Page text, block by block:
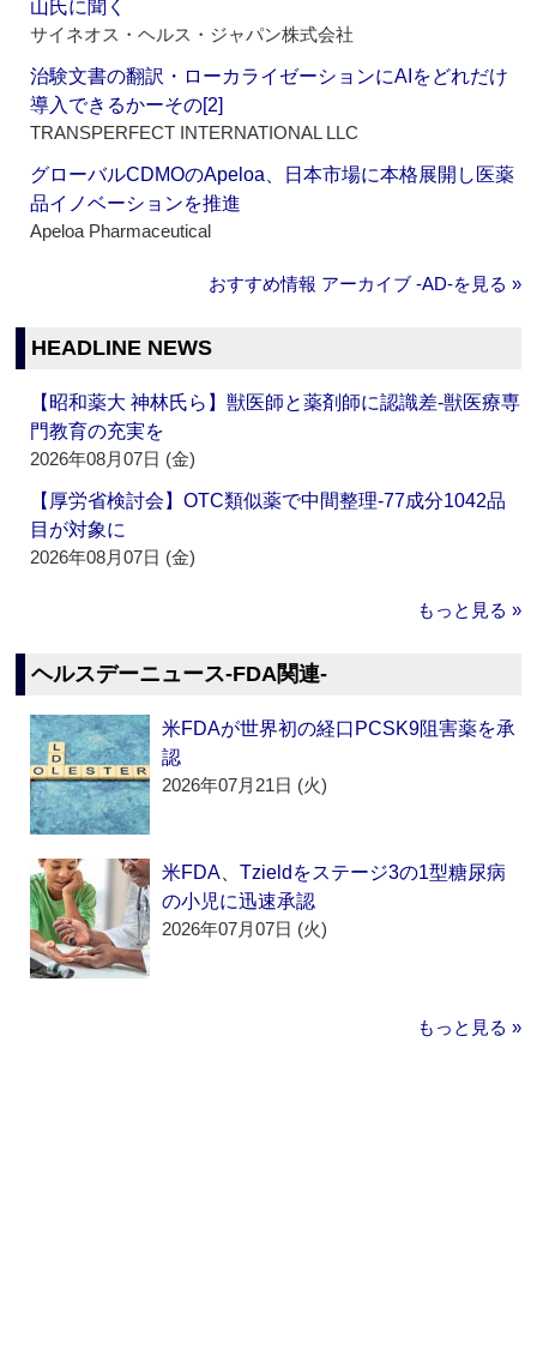
山氏に聞く
サイネオス・ヘルス・ジャパン株式会社
治験文書の翻訳・ローカライゼーションにAIをどれだけ
導入できるかーその[2]
TRANSPERFECT INTERNATIONAL LLC
グローバルCDMOのApeloa、日本市場に本格展開し医薬
品イノベーションを推進
Apeloa Pharmaceutical
おすすめ情報 アーカイブ ‐AD‐を見る »
HEADLINE NEWS
【昭和薬大 神林氏ら】獣医師と薬剤師に認識差‐獣医療専
門教育の充実を
2026年08月07日 (金)
【厚労省検討会】OTC類似薬で中間整理‐77成分1042品
目が対象に
2026年08月07日 (金)
もっと見る »
ヘルスデーニュース‐FDA関連‐
米FDAが世界初の経口PCSK9阻害薬を承
認
2026年07月21日 (火)
米FDA、Tzieldをステージ3の1型糖尿病
の小児に迅速承認
2026年07月07日 (火)
もっと見る »